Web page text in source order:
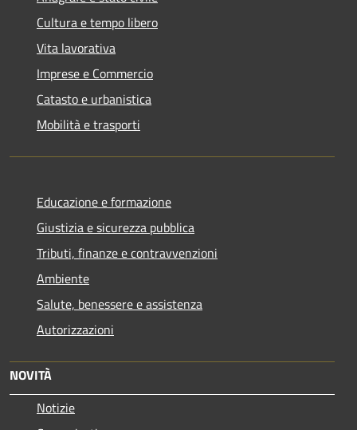
Cultura e tempo libero
Vita lavorativa
Imprese e Commercio
Catasto e urbanistica
Mobilità e trasporti
Educazione e formazione
Giustizia e sicurezza pubblica
Tributi, finanze e contravvenzioni
Ambiente
Salute, benessere e assistenza
Autorizzazioni
NOVITÀ
Notizie